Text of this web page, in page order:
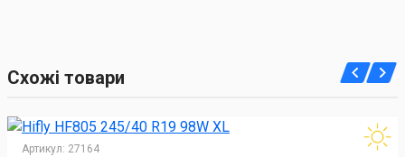
Схожі товари
Артикул: 27164